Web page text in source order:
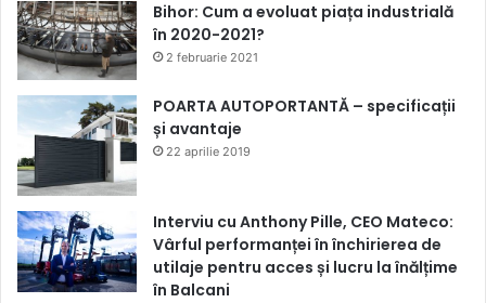
Bihor: Cum a evoluat piața industrială
în 2020-2021?
2 februarie 2021
POARTA AUTOPORTANTĂ – specificații
și avantaje
22 aprilie 2019
Interviu cu Anthony Pille, CEO Mateco:
Vârful performanței în închirierea de
utilaje pentru acces și lucru la înălțime
în Balcani